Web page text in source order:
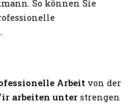
Arbeit von der
arbeiten unter strengen